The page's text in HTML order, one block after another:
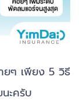
ๆ เพียง 5 วิธี
ะครับ